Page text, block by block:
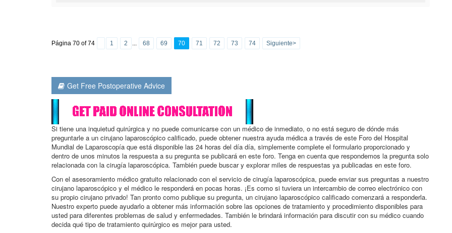
Página 70 of 74 1 2 ... 68 69 70 71 72 73 74 Siguiente>
Get Free Postoperative Advice
Si tiene una inquietud quirúrgica y no puede comunicarse con un médico de inmediato, o no está seguro de dónde más
preguntarle a un cirujano laparoscópico calificado, puede obtener nuestra ayuda médica a través de este Foro del Hospital
Mundial de Laparoscopía que está disponible las 24 horas del día día, simplemente complete el formulario proporcionado y
dentro de unos minutos la respuesta a su pregunta se publicará en este foro. Tenga en cuenta que respondemos la pregunta solo
relacionada con la cirugía laparoscópica. También puede buscar y explorar miles de respuestas ya publicadas en este foro.
Con el asesoramiento médico gratuito relacionado con el servicio de cirugía laparoscópica, puede enviar sus preguntas a nuestro
cirujano laparoscópico y el médico le responderá en pocas horas. ¡Es como si tuviera un intercambio de correo electrónico con
su propio cirujano privado! Tan pronto como publique su pregunta, un cirujano laparoscópico calificado comenzará a responderla.
Nuestro experto puede ayudarlo a obtener más información sobre las opciones de tratamiento y procedimiento disponibles para
usted para diferentes problemas de salud y enfermedades. También le brindará información para discutir con su médico cuando
decida qué tipo de tratamiento quirúrgico es mejor para usted.